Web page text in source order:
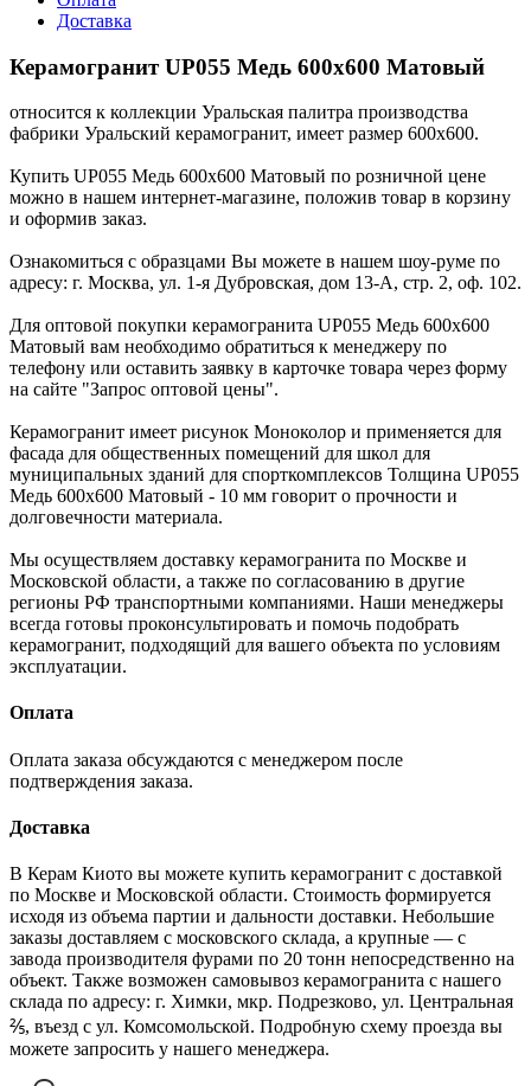
Доставка
Керамогранит UP055 Медь 600x600 Матовый
относится к коллекции Уральская палитра производства
фабрики Уральский керамогранит, имеет размер 600x600.
Купить UP055 Медь 600x600 Матовый по розничной цене
можно в нашем интернет-магазине, положив товар в корзину
и оформив заказ.
Ознакомиться с образцами Вы можете в нашем шоу-руме по
адресу: г. Москва, ул. 1-я Дубровская, дом 13-А, стр. 2, оф. 102.
Для оптовой покупки керамогранита UP055 Медь 600x600
Матовый вам необходимо обратиться к менеджеру по
телефону или оставить заявку в карточке товара через форму
на сайте "Запрос оптовой цены".
Керамогранит имеет рисунок Моноколор и применяется для
фасада для общественных помещений для школ для
муниципальных зданий для спорткомплексов Толщина UP055
Медь 600x600 Матовый - 10 мм говорит о прочности и
долговечности материала.
Мы осуществляем доставку керамогранита по Москве и
Московской области, а также по согласованию в другие
регионы РФ транспортными компаниями. Наши менеджеры
всегда готовы проконсультировать и помочь подобрать
керамогранит, подходящий для вашего объекта по условиям
эксплуатации.
Оплата
Оплата заказа обсуждаются с менеджером после
подтверждения заказа.
Доставка
В Керам Киото вы можете купить керамогранит с доставкой
по Москве и Московской области. Стоимость формируется
исходя из объема партии и дальности доставки. Небольшие
заказы доставляем с московского склада, а крупные — с
завода производителя фурами по 20 тонн непосредственно на
объект. Также возможен самовывоз керамогранита с нашего
склада по адресу: г. Химки, мкр. Подрезково, ул. Центральная
⅖, въезд с ул. Комсомольской. Подробную схему проезда вы
можете запросить у нашего менеджера.